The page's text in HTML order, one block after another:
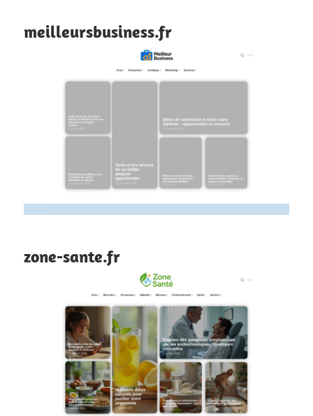
meilleursbusiness.fr
zone-sante.fr